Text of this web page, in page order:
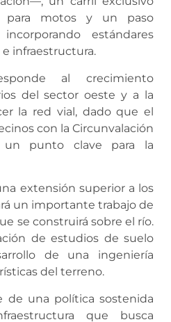
para motos y un paso
estándares
infraestructura.
al crecimiento
del sector oeste y a la
la red vial, dado que el
con la Circunvalación
punto clave para la
extensión superior a los
un importante trabajo de
se construirá sobre el río.
de estudios de suelo
de una ingeniería
del terreno.
de una política sostenida
que busca